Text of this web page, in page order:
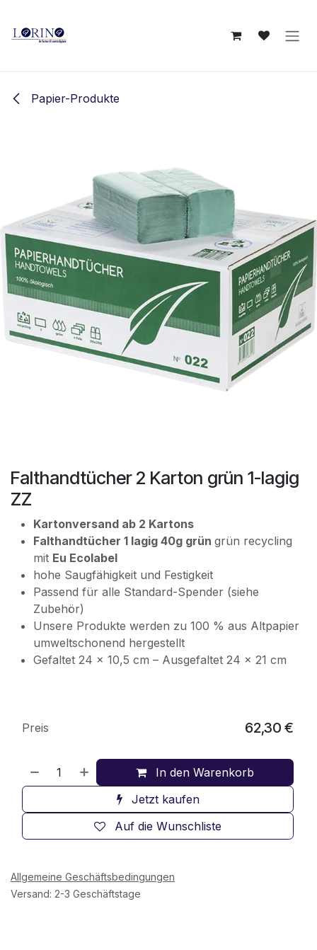
Papier-Produkte
Falthandtücher 2 Karton grün 1-lagig
ZZ
Kartonversand ab 2 Kartons
Falthandtücher 1 lagig 40g grün grün recycling
mit Eu Ecolabel
hohe Saugfähigkeit und Festigkeit
Passend für alle Standard-Spender (siehe
Zubehör)
Unsere Produkte werden zu 100 % aus Altpapier
umweltschonend hergestellt
Gefaltet 24 x 10,5 cm – Ausgefaltet 24 x 21 cm
In den Warenkorb
Jetzt kaufen
Auf die Wunschliste
Preis 62,30 €
Allgemeine Geschäftsbedingungen
Versand: 2-3 Geschäftstage